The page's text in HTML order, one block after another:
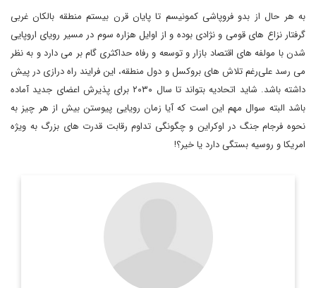
به هر حال از بدو فروپاشی کمونیسم تا پایان قرن بیستم منطقه بالکان غربی
گرفتار نزاع های قومی و نژادی بوده و از اوایل هزاره سوم در مسیر رویای اروپایی
شدن با مولفه های اقتصاد بازار و توسعه و رفاه حداکثری گام بر می دارد و به نظر
می رسد علی‌رغم تلاش های بروکسل و دول منطقه، این فرایند راه درازی در پیش
داشته باشد. شاید اتحادیه بتواند تا سال ۲۰۳۰ برای پذیرش اعضای جدید آماده
باشد البته سوال مهم این است که آیا زمان رویایی پیوستن بیش از هر چیز به
نحوه فرجام جنگ در اوکراین و چگونگی تداوم رقابت قدرت های بزرگ به ویژه
امریکا و روسیه بستگی دارد یا خیر؟!
دیپلمات و کارشناس ارشد یورآسیا